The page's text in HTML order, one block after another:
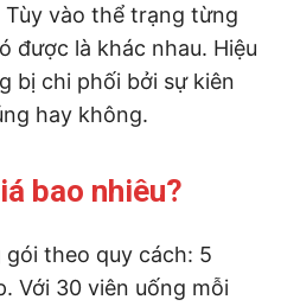
vào thể trạng từng
được là khác nhau. Hiệu
bị chi phối bởi sự kiên
hay không.
bao nhiêu?
theo quy cách: 5
Với 30 viên uống mỗi